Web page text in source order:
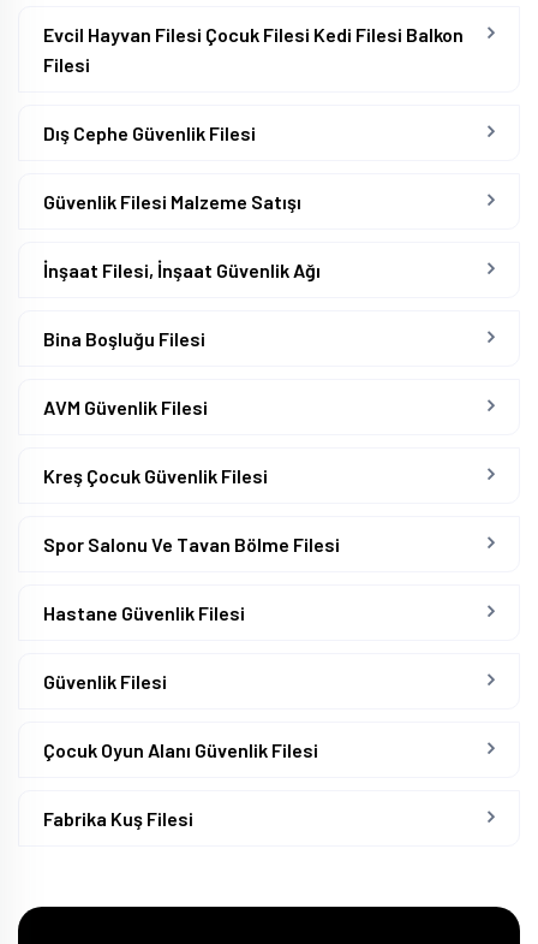
Evcil Hayvan Filesi Çocuk Filesi Kedi Filesi Balkon
Filesi
Dış Cephe Güvenlik Filesi
Güvenlik Filesi Malzeme Satışı
İnşaat Filesi, İnşaat Güvenlik Ağı
Bina Boşluğu Filesi
AVM Güvenlik Filesi
Kreş Çocuk Güvenlik Filesi
Spor Salonu Ve Tavan Bölme Filesi
Hastane Güvenlik Filesi
Güvenlik Filesi
Çocuk Oyun Alanı Güvenlik Filesi
Fabrika Kuş Filesi